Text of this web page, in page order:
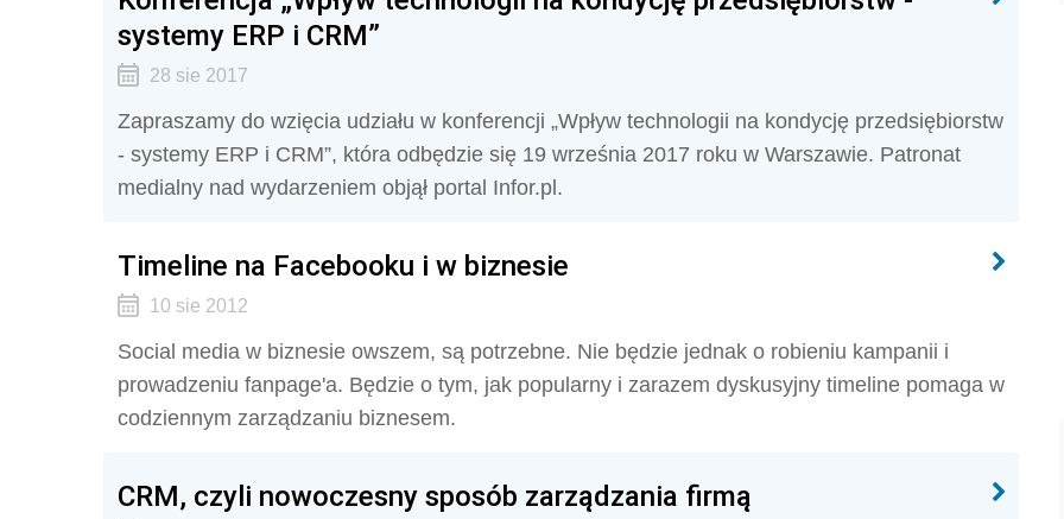
systemy ERP i CRM”
28 sie 2017
Zapraszamy do wzięcia udziału w konferencji „Wpływ technologii na kondycję przedsiębiorstw
- systemy ERP i CRM”, która odbędzie się 19 września 2017 roku w Warszawie. Patronat
medialny nad wydarzeniem objął portal Infor.pl.
Timeline na Facebooku i w biznesie
10 sie 2012
Social media w biznesie owszem, są potrzebne. Nie będzie jednak o robieniu kampanii i
prowadzeniu fanpage'a. Będzie o tym, jak popularny i zarazem dyskusyjny timeline pomaga w
codziennym zarządzaniu biznesem.
CRM, czyli nowoczesny sposób zarządzania firmą